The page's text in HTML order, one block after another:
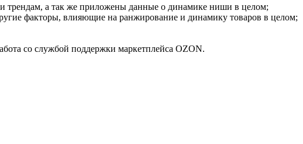
трендам, а так же приложены данные о динамике ниши в целом;
факторы, влияющие на ранжирование и динамику товаров в целом;
со службой поддержки маркетплейса OZON.